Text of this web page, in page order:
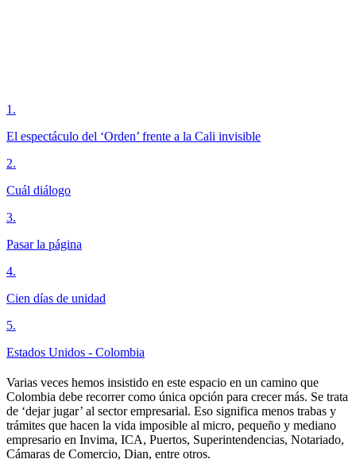
1 .
El espectáculo del ‘Orden’ frente a la Cali invisible
2.
Cuál diálogo
3.
Pasar la página
4.
Cien días de unidad
5.
Estados Unidos - Colombia
Varias veces hemos insistido en este espacio en un camino que
Colombia debe recorrer como única opción para crecer más. Se trata
de ‘dejar jugar’ al sector empresarial. Eso significa menos trabas y
trámites que hacen la vida imposible al micro, pequeño y mediano
empresario en Invima, ICA, Puertos, Superintendencias, Notariado,
Cámaras de Comercio, Dian, entre otros.